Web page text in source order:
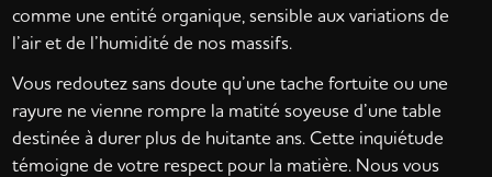
comme une entité organique, sensible aux variations de
l’air et de l’humidité de nos massifs.
Vous redoutez sans doute qu’une tache fortuite ou une
rayure ne vienne rompre la matité soyeuse d’une table
destinée à durer plus de huitante ans. Cette inquiétude
témoigne de votre respect pour la matière. Nous vous